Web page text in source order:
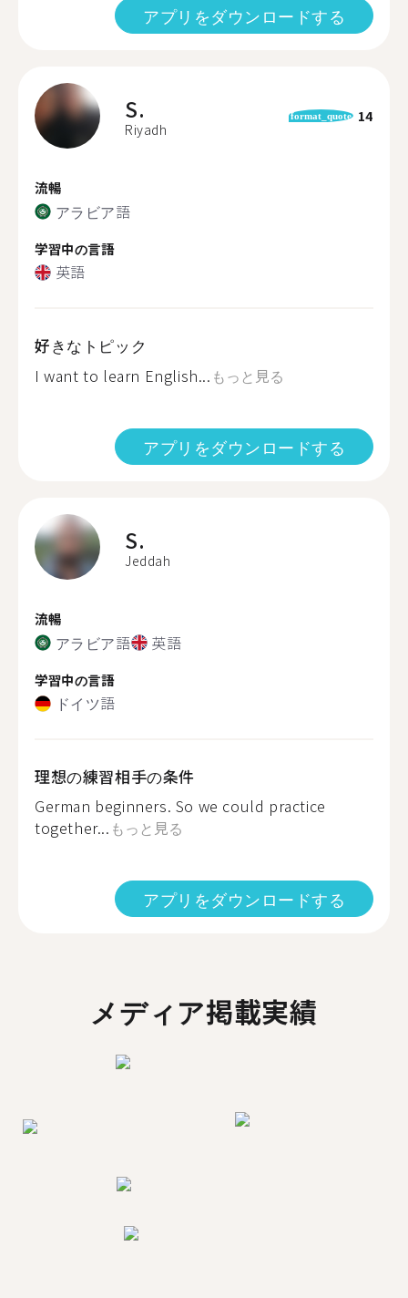
アプリをダウンロードする
S.
Riyadh
format_quote 14
流暢
アラビア語
学習中の言語
英語
好きなトピック
I want to learn English... もっと見る
アプリをダウンロードする
S.
Jeddah
流暢
アラビア語 英語
学習中の言語
ドイツ語
理想の練習相手の条件
German beginners. So we could practice
together... もっと見る
アプリをダウンロードする
メディア掲載実績